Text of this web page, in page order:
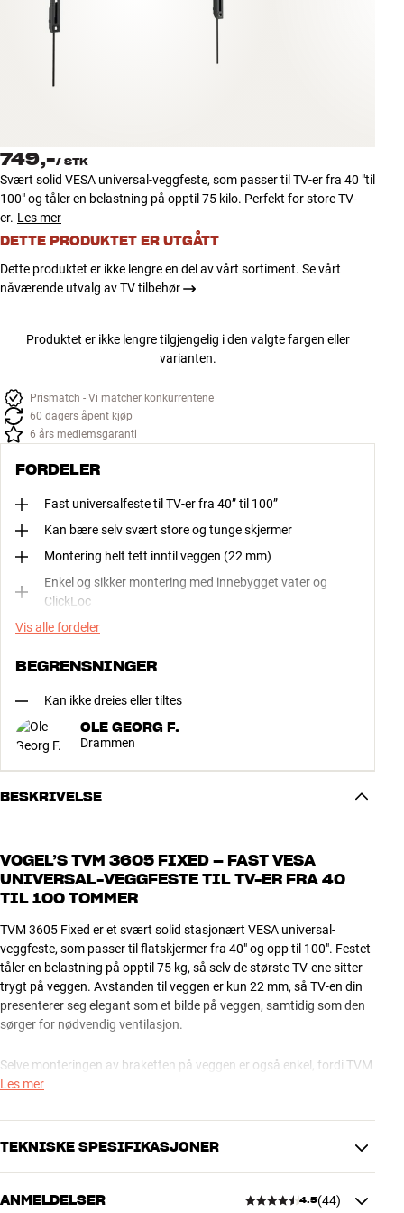
TILBUD
Finn Butikk
Kundeservice
Logg inn
749,-/ STK
Svært solid VESA universal-veggfeste, som passer til TV-er fra 40 "til
100" og tåler en belastning på opptil 75 kilo. Perfekt for store TV-
er. Les mer
DETTE PRODUKTET ER UTGÅTT
Dette produktet er ikke lengre en del av vårt sortiment. Se vårt
nåværende utvalg av TV tilbehør
Produktet er ikke lengre tilgjengelig i den valgte fargen eller
varianten.
Prismatch - Vi matcher konkurrentene
60 dagers åpent kjøp
6 års medlemsgaranti
FORDELER
Fast universalfeste til TV-er fra 40” til 100”
Kan bære selv svært store og tunge skjermer
Montering helt tett inntil veggen (22 mm)
Enkel og sikker montering med innebygget vater og
ClickLoc
Vis alle fordeler
BEGRENSNINGER
Kan ikke dreies eller tiltes
OLE GEORG F.
Drammen
BESKRIVELSE
VOGEL’S TVM 3605 FIXED – FAST VESA
UNIVERSAL-VEGGFESTE TIL TV-ER FRA 40
TIL 100 TOMMER
TVM 3605 Fixed er et svært solid stasjonært VESA universal-
veggfeste, som passer til flatskjermer fra 40" og opp til 100". Festet
tåler en belastning på opptil 75 kg, så selv de største TV-ene sitter
trygt på veggen. Avstanden til veggen er kun 22 mm, så TV-en din
presenterer seg elegant som et bilde på veggen, samtidig som den
sørger for nødvendig ventilasjon.
Selve monteringen av braketten på veggen er også enkel, fordi TVM
3605 Fixed er utstyrt med et lite innebygget vater, som indikerer
begynner å bore hull i veggen.
en skrutrekker eller annet verktøy. Når du setter skjermen inn i
Les mer
TEKNISKE SPESIFIKASJONER
PRODUKTDATA
ANMELDELSER 4.5(44)